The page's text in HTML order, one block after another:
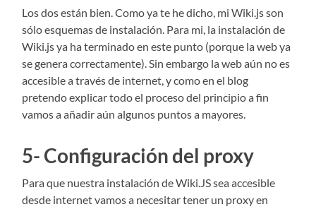
Los dos están bien. Como ya te he dicho, mi Wiki.js son
sólo esquemas de instalación. Para mi, la instalación de
Wiki.js ya ha terminado en este punto (porque la web ya
se genera correctamente). Sin embargo la web aún no es
accesible a través de internet, y como en el blog
pretendo explicar todo el proceso del principio a fin
vamos a añadir aún algunos puntos a mayores.
5- Configuración del proxy
Para que nuestra instalación de Wiki.JS sea accesible
desde internet vamos a necesitar tener un proxy en